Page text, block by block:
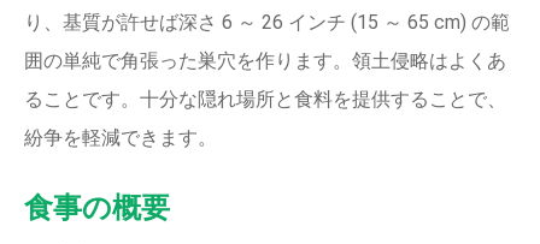
り、基質が許せば深さ 6 ～ 26 インチ (15 ～ 65 cm) の範
囲の単純で角張った巣穴を作ります。領土侵略はよくあ
ることです。十分な隠れ場所と食料を提供することで、
紛争を軽減できます。
食事の概要